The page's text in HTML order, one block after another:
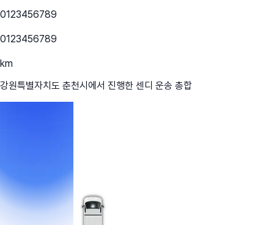
0123456789
0123456789
km
강원특별자치도 춘천시 에서 진행한 센디 운송 총합